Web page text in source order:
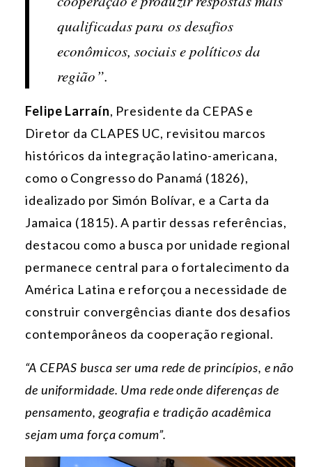
qualificadas para os desafios
econômicos, sociais e políticos da
região”.
Felipe Larraín, Presidente da CEPAS e
Diretor da CLAPES UC, revisitou marcos
históricos da integração latino-americana,
como o Congresso do Panamá (1826),
idealizado por Simón Bolívar, e a Carta da
Jamaica (1815). A partir dessas referências,
destacou como a busca por unidade regional
permanece central para o fortalecimento da
América Latina e reforçou a necessidade de
construir convergências diante dos desafios
contemporâneos da cooperação regional.
“A CEPAS busca ser uma rede de princípios, e não
de uniformidade. Uma rede onde diferenças de
pensamento, geografia e tradição acadêmica
sejam uma força comum”.